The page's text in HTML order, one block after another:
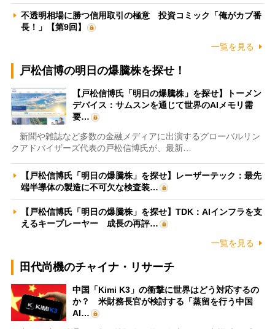
不透明相場に勝つ信用取引の極意 投資コミック「俺がカブ番
長！」【第9回】
一覧を見る
戸松信博の明日の爆騰株を探せ！
【戸松信博氏「明日の爆騰株」を探せ】トーメン
デバイス：サムスンを通じて世界のAIメモリ需
要…
新聞や雑誌など多数の金融メディアに出演するグローバルリン
クアドバイザーズ代表の戸松信博氏が、最新…
【戸松信博氏「明日の爆騰株」を探せ】レーザーテック：最先
端半導体の製造に不可欠な検査装…
【戸松信博氏「明日の爆騰株」を探せ】TDK：AIインフラを支
えるキープレーヤー 成長の再評…
一覧を見る
田代尚機のチャイナ・リサーチ
中国「Kimi K3」の衝撃に世界はどう対応するの
か？ 米財務長官が検討する「蒸留を行う中国
AI…